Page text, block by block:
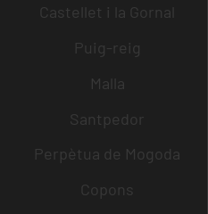
Castellet i la Gornal
Puig-reig
Malla
Santpedor
Perpètua de Mogoda
Copons